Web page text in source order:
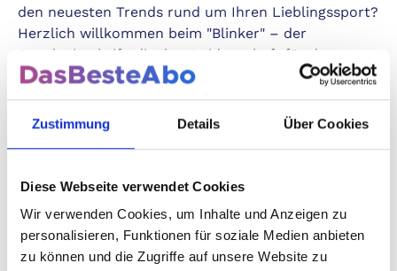
Zustimmung Details Über Cookies
Diese Webseite verwendet Cookies
Wir verwenden Cookies, um Inhalte und Anzeigen zu
personalisieren, Funktionen für soziale Medien anbieten
zu können und die Zugriffe auf unsere Website zu
den neuesten Trends rund um Ihren Lieblingssport?
Herzlich willkommen beim "Blinker" – der
Angelzeitschrift, die Ihre Leidenschaft für das
Fischen auf das nächste Level hebt!
Warum "Blinker" Ihr
unverzichtbarer Begleiter ist
Der "Blinker" erscheint zwölfmal im Jahr und bietet